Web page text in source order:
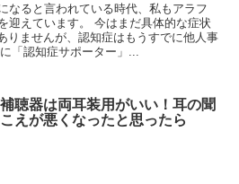
なると言われている時代、私もアラフ
迎えています。 今はまだ具体的な症状
りませんが、認知症はもうすでに他人事
「認知症サポーター」...
補聴器は両耳装用がいい！耳の聞
こえが悪くなったと思ったら